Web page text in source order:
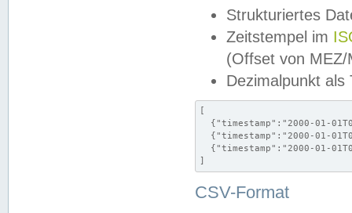
Strukturiertes
Zeitstempel im
(Offset von MEZ/
Dezimalpunkt als
[
{"timestamp":"2000-01-
{"timestamp":"2000-01-
{"timestamp":"2000-01-
]
CSV-Format